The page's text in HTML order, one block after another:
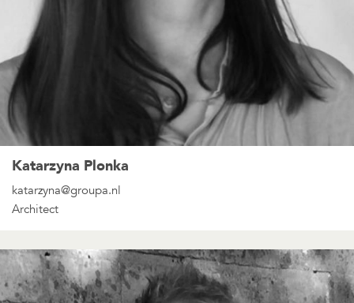
Katarzyna Plonka
katarzyna@groupa.nl
Architect